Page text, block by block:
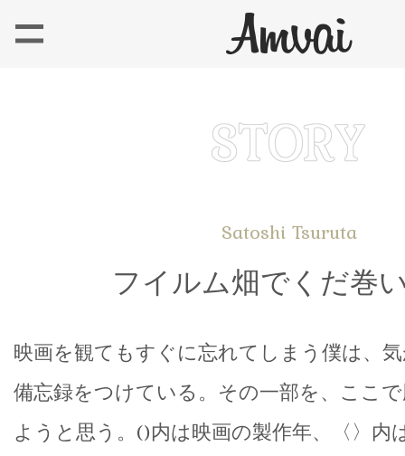
Satoshi Tsuruta
フイルム畑でくだ巻
映画を観てもすぐに忘れてしまう僕は、
備忘録をつけている。その一部を、ここ
ようと思う。()内は映画の製作年、〈〉内